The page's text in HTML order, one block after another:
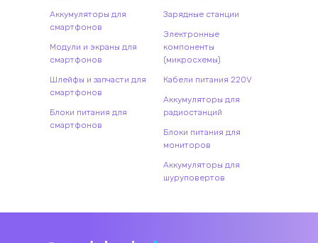
Аккумуляторы для
смартфонов
Модули и экраны для
смартфонов
Шлейфы и запчасти для
смартфонов
Блоки питания для
смартфонов
Зарядные станции
Электронные
компоненты
(микросхемы)
Кабели питания 220V
Аккумуляторы для
радиостанций
Блоки питания для
мониторов
Аккумуляторы для
шуруповертов